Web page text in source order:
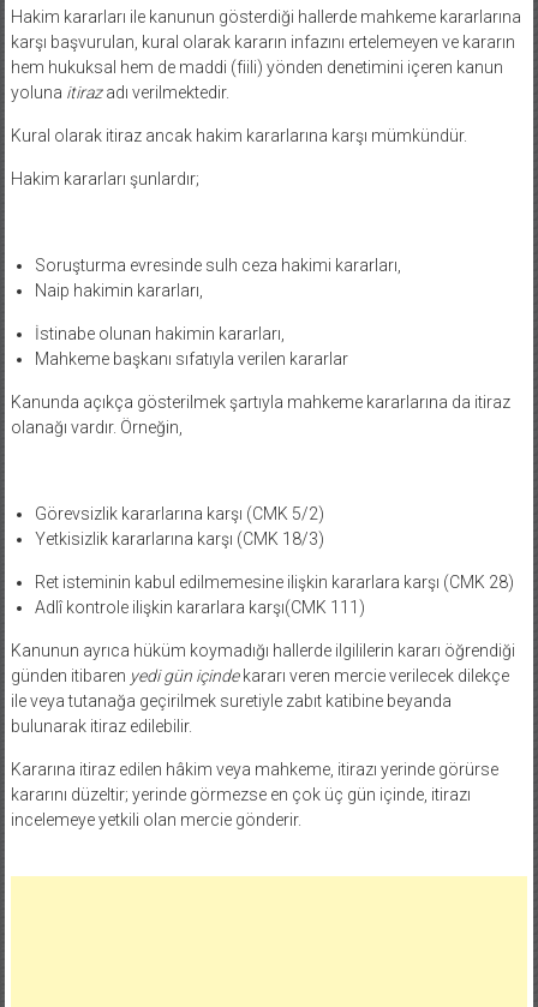
Hakim kararları ile kanunun gösterdiği hallerde mahkeme kararlarına
karşı başvurulan, kural olarak kararın infazını ertelemeyen ve kararın
hem hukuksal hem de maddi (fiili) yönden denetimini içeren kanun
yoluna itirazadı verilmektedir.
Kural olarak itiraz ancak hakim kararlarına karşı mümkündür.
Hakim kararları şunlardır;
Soruşturma evresinde sulh ceza hakimi kararları,
Naip hakimin kararları,
İstinabe olunan hakimin kararları,
Mahkeme başkanı sıfatıyla verilen kararlar
Kanunda açıkça gösterilmek şartıyla mahkeme kararlarına da itiraz
olanağı vardır. Örneğin,
Görevsizlik kararlarına karşı (CMK 5/2)
Yetkisizlik kararlarına karşı (CMK 18/3)
Ret isteminin kabul edilmemesine ilişkin kararlara karşı (CMK 28)
Adlî kontrole ilişkin kararlara karşı(CMK 111)
Kanunun ayrıca hüküm koymadığı hallerde ilgililerin kararı öğrendiği
günden itibaren yedi gün içindekararı veren mercie verilecek dilekçe
ile veya tutanağa geçirilmek suretiyle zabıt katibine beyanda
bulunarak itiraz edilebilir.
Kararına itiraz edilen hâkim veya mahkeme, itirazı yerinde görürse
kararını düzeltir; yerinde görmezse en çok üç gün içinde, itirazı
incelemeye yetkili olan mercie gönderir.